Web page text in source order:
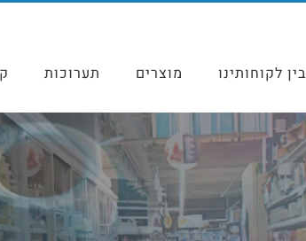
בין לקוחותינו מוצרים תערוכות